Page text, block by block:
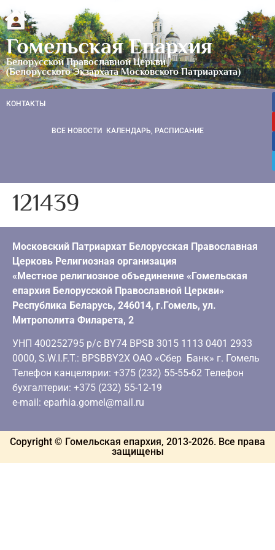
Гомельская Епархия
Белорусской Православной Церкви
(Белорусского Экзархата Московского Патриархата)
КОНТАКТЫ
ВСЕ НОВОСТИ КАЛЕНДАРЬ, РАСПИСАНИЕ
121439
Московский Патриархат Белорусская Православная
Церковь Религиозная организация
«Местное религиозное объединение «Гомельская
епархия Белорусской Православной Церкви»
Республика Беларусь, 246014, г.Гомель, ул.
Митрополита Филарета, 2
УНП 400252795 р/с BY74 BPSB 3015 1113 0401 2933
0000, S.W.I.F.T.: BPSBBY2X ОАО «Сбер Банк» г. Гомель
Телефон канцелярии: +375 (232) 55-55-62 Телефон
бухгалтерии: +375 (232) 55-12-19
e-mail: eparhia.gomel@mail.ru
Copyright © Гомельская епархия, 2013-2026. Все права
защищены